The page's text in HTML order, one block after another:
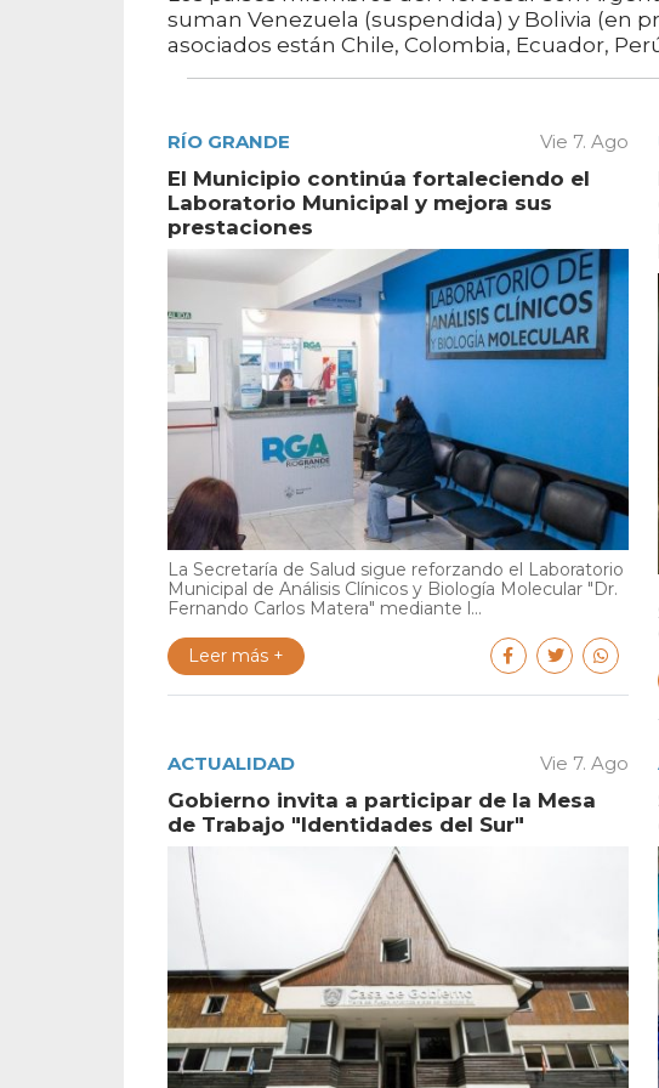
suman Venezuela (suspendida) y Bolivia (en
asociados están Chile, Colombia, Ecuador,
RÍO GRANDE Vie 7. Ago
El Municipio continúa fortaleciendo el
Laboratorio Municipal y mejora sus
prestaciones
La Secretaría de Salud sigue reforzando el Laboratorio
Municipal de Análisis Clínicos y Biología Molecular "Dr.
Fernando Carlos Matera" mediante l...
Leer más +
ACTUALIDAD Vie 7. Ago
Gobierno invita a participar de la Mesa
de Trabajo "Identidades del Sur"